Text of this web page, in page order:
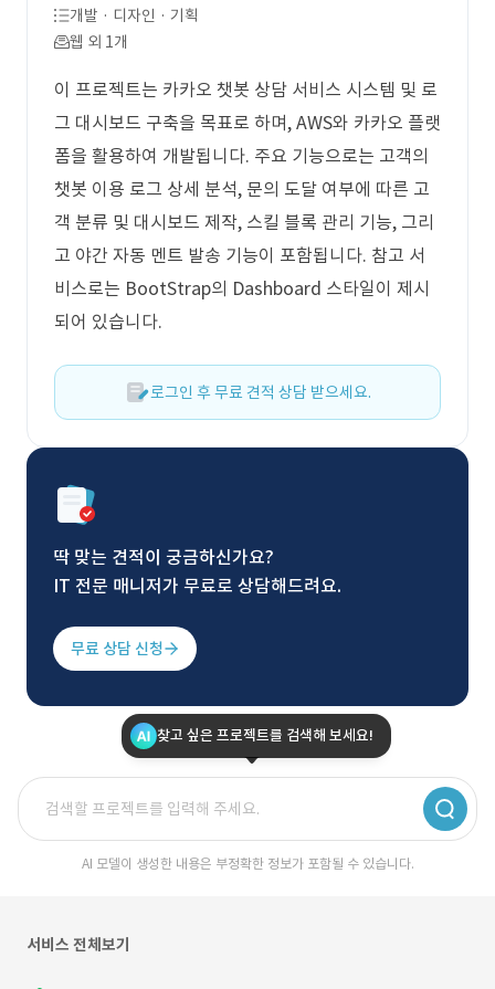
개발 · 디자인 · 기획
웹 외 1개
이 프로젝트는 카카오 챗봇 상담 서비스 시스템 및 로
그 대시보드 구축을 목표로 하며, AWS와 카카오 플랫
폼을 활용하여 개발됩니다. 주요 기능으로는 고객의
챗봇 이용 로그 상세 분석, 문의 도달 여부에 따른 고
객 분류 및 대시보드 제작, 스킬 블록 관리 기능, 그리
고 야간 자동 멘트 발송 기능이 포함됩니다. 참고 서
비스로는 BootStrap의 Dashboard 스타일이 제시
되어 있습니다.
로그인 후 무료 견적 상담 받으세요.
딱 맞는 견적이 궁금하신가요?
IT 전문 매니저가 무료로 상담해드려요.
무료 상담 신청
찾고 싶은 프로젝트를 검색해 보세요!
AI 모델이 생성한 내용은 부정확한 정보가 포함될 수 있습니다.
서비스 전체보기